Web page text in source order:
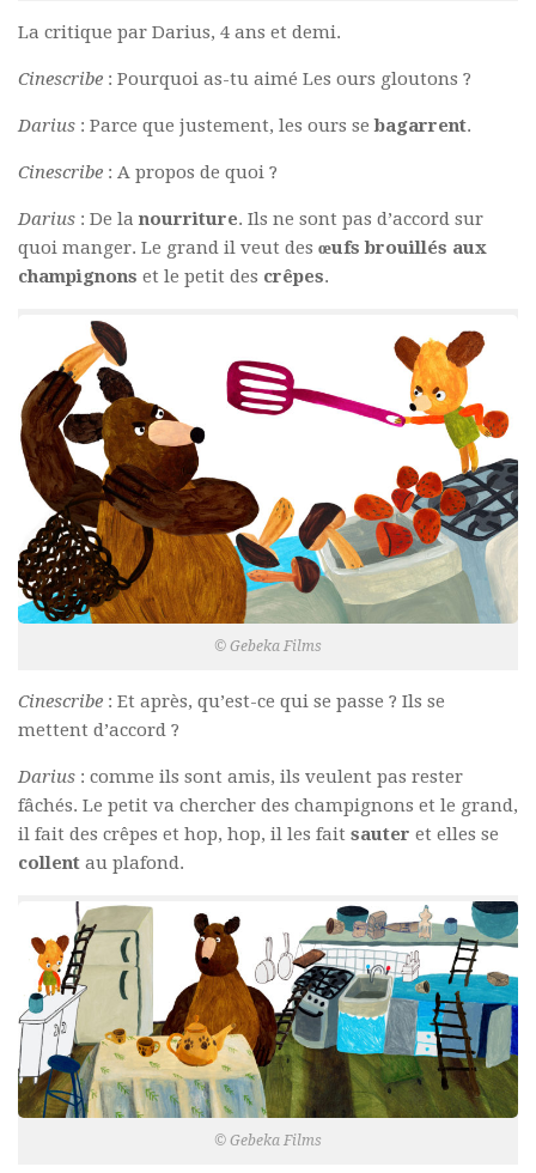
La critique par Darius, 4 ans et demi.
Cinescribe : Pourquoi as-tu aimé Les ours gloutons ?
Darius : Parce que justement, les ours sebagarrent.
Cinescribe : A propos de quoi ?
Darius : De lanourriture. Ils ne sont pas d’accord sur
quoi manger. Le grand il veut des œufs brouillés aux
champignons et le petit des crêpes.
© Gebeka Films
Cinescribe : Et après, qu’est-ce qui se passe ? Ils se
mettent d’accord ?
Darius : comme ils sont amis, ils veulent pas rester
fâchés. Le petit va chercher des champignons et le grand,
il fait des crêpes et hop, hop, il les fait sauter et elles se
collent au plafond.
© Gebeka Films